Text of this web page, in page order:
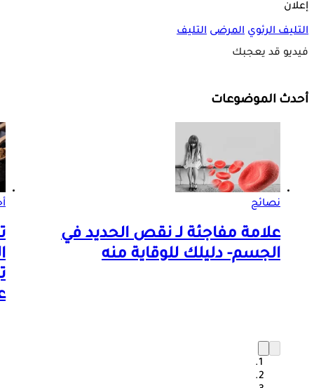
إعلان
التليف الرئوي المرضى التليف
فيديو قد يعجبك
أحدث الموضوعات
نصائح
علامة مفاجئة لـ نقص الحديد في
الجسم- دليلك للوقاية منه